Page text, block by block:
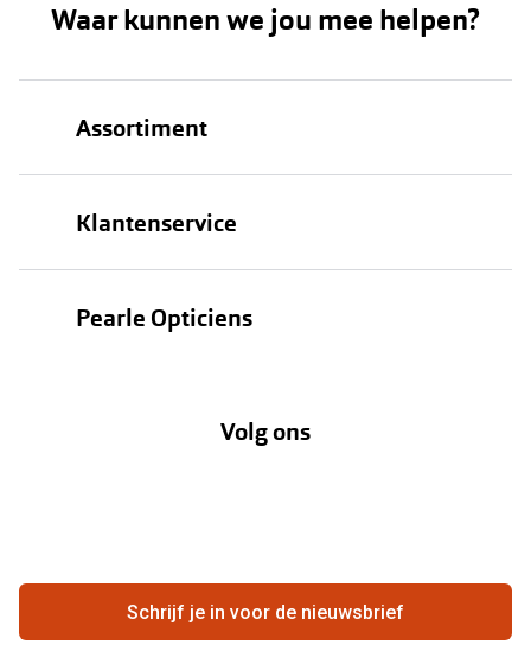
Waar kunnen we jou mee helpen?
Assortiment
Klantenservice
Verzending
Hier de overeenkomst ontbinden
Zorgvergoeding
Pearle Opticiens
Ondernemen bij Pearle
Volg ons
Schrijf je in voor de nieuwsbrief